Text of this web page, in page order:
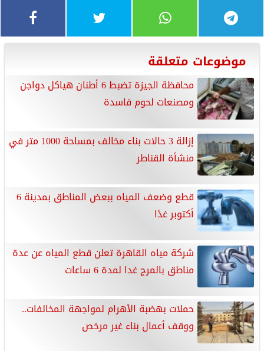
موضوعات متعلقة
محافظة الجيزة تضبط 6 أطنان هياكل دواجن
ومصنعات لحوم فاسدة
إزالة 3 حالات بناء مخالف بمساحة 1000 متر في
منشأة القناطر
قطع وضعف المياه ببعض المناطق بمدينة 6
أكتوبر غدًا
شركة مياه القاهرة تعلن قطع المياه عن عدة
مناطق بالمرج غدا لمدة 6 ساعات
حملات بهضبة الأهرام لمواجهة المخالفات..
ووقف أعمال بناء غير مرخص